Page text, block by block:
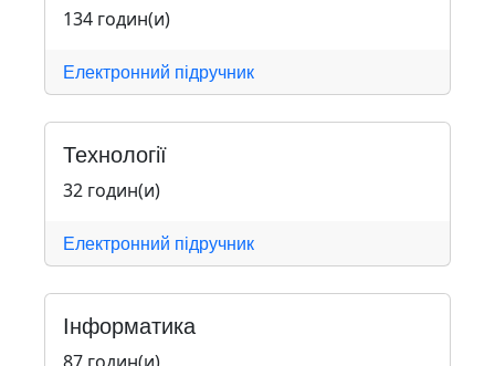
134 годин(и)
Електронний підручник
Технології
32 годин(и)
Електронний підручник
Інформатика